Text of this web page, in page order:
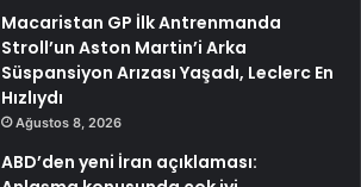
Macaristan GP İlk Antrenmanda
Stroll’un Aston Martin’i Arka
Süspansiyon Arızası Yaşadı, Leclerc En
Hızlıydı
Ağustos 8, 2026
ABD’den yeni İran açıklaması: